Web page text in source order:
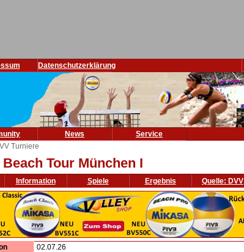
Datenschutzerklärung
News
Service
Turniere
Tour München I
Information Spiele Ergebnis Quelle: DVV
02.07.26